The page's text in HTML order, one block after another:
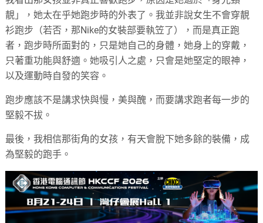
靚」，她太在乎她跑步時的外表了。我並非說女生不會穿靚
衫跑步（若否，那Nike的女裝部要執笠了），而是真正跑
者，跑步時所面對的，只是她自己的身體，她身上的穿戴，
只著重功能與舒適。她吸引人之處，只會是她堅定的眼神，
以及運動時自發的笑容。
跑步應該不是講求快與慢，美與醜，而要講求跑者每一步的
堅毅不拔。
最後，我相信那街角的女孩，有天會脫下她多餘的裝備，成
為堅毅的跑手。